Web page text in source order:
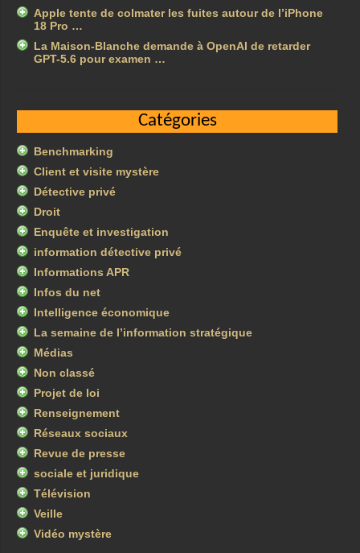
Apple tente de colmater les fuites autour de l’iPhone
18 Pro …
La Maison-Blanche demande à OpenAI de retarder
GPT-5.6 pour examen …
Catégories
Benchmarking
Client et visite mystère
Détective privé
Droit
Enquête et investigation
information détective privé
Informations APR
Infos du net
Intelligence économique
La semaine de l’information stratégique
Médias
Non classé
Projet de loi
Renseignement
Réseaux sociaux
Revue de presse
sociale et juridique
Télévision
Veille
Vidéo mystère